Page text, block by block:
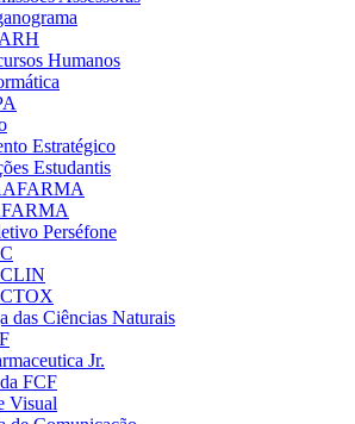
Humanos
Estratégico
Estudantis
Perséfone
das Ciências Naturais
Jr.
FCF
Visual